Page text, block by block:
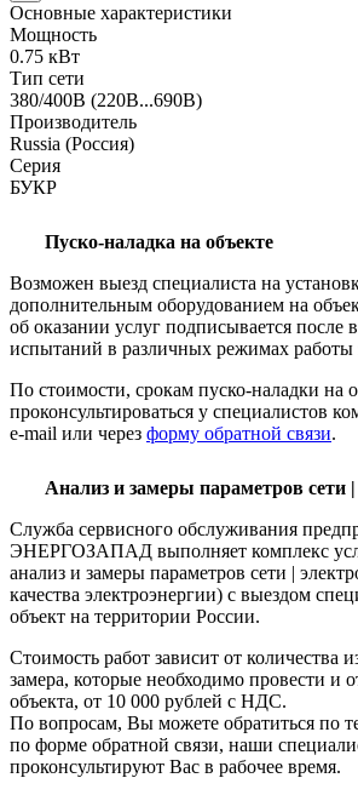
Основные характеристики
Мощность
0.75 кВт
Тип сети
380/400В (220В...690В)
Производитель
Russia (Россия)
Серия
БУКР
Пуско-наладка на объекте
Возможен выезд специалиста на
дополнительным оборудованием на
об оказании услуг подписывается после
испытаний в различных режимах работы
По стоимости, срокам пуско-наладки на
проконсультироваться у специалистов
e-mail или через форму обратной связи.
Анализ и замеры параметров сети |
Служба сервисного обслуживания
ЭНЕРГОЗАПАД выполняет комплекс
анализ и замеры параметров сети |
качества электроэнергии) с выездом
объект на территории России.
Стоимость работ зависит от количества
замера, которые необходимо провести и
объекта, от 10 000 рублей с НДС.
По вопросам, Вы можете обратиться по
по форме обратной связи, наши
проконсультируют Вас в рабочее время.